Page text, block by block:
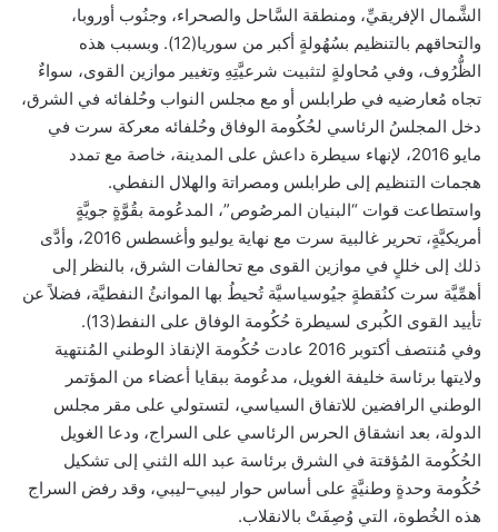
الشَّمال الإفريقيِّ، ومنطقة السَّاحل والصحراء، وجنُوب أوروبا،
والتحاقهم بالتنظيم بسُهُولةٍ أكبر من سوريا(12). وبسبب هذه
الظُّرُوف، وفي مُحاولةٍ لتثبيت شرعيَّتِهِ وتغيير موازين القوى، سواءٌ
تجاه مُعارضيه في طرابلس أو مع مجلس النواب وحُلفائه في الشرق،
دخل المجلسُ الرئاسي لحُكُومة الوفاق وحُلفائه معركة سرت في
مايو 2016، لإنهاء سيطرة داعش على المدينة، خاصة مع تمدد
هجمات التنظيم إلى طرابلس ومصراتة والهلال النفطي.
واستطاعت قوات “البنيان المرصُوص”، المدعُومة بقُوَّةٍ جويَّةٍ
أمريكيَّةٍ، تحرير غالبية سرت مع نهاية يوليو وأغسطس 2016، وأدَّى
ذلك إلى خللٍ في موازين القوى مع تحالفات الشرق، بالنظر إلى
أهمِّيَّة سرت كنُقطةٍ جيُوسياسيَّة تُحيطُ بها الموانئُ النفطيَّة، فضلاً عن
تأييد القوى الكُبرى لسيطرة حُكُومة الوفاق على النفط(13).
وفي مُنتصف أكتوبر 2016 عادت حُكُومة الإنقاذ الوطني المُنتهية
ولايتها برئاسة خليفة الغويل، مدعُومة ببقايا أعضاء من المؤتمر
الوطني الرافضين للاتفاق السياسي، لتستولي على مقر مجلس
الدولة، بعد انشقاق الحرس الرئاسي على السراج، ودعا الغويل
الحُكُومة المُؤقتة في الشرق برئاسة عبد الله الثني إلى تشكيل
حُكُومة وحدةٍ وطنيَّةٍ على أساس حوار ليبي–ليبي، وقد رفض السراج
هذه الخُطوة، التي وُصِفَتْ بالانقلاب.